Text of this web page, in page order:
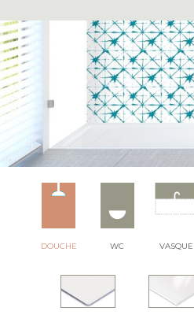
DOUCHE WC VASQUE